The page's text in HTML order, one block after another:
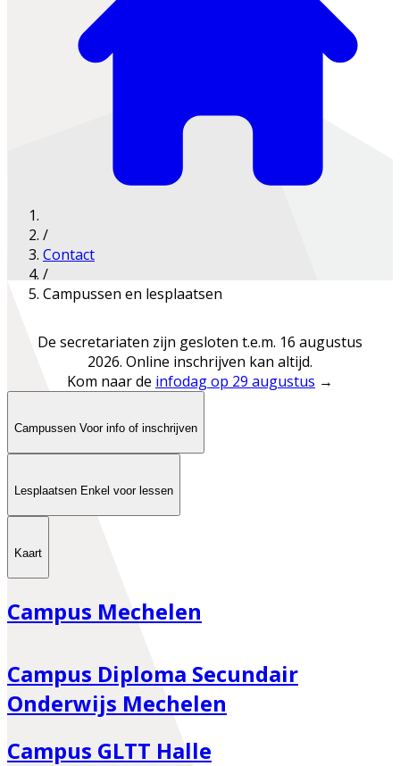
/
Contact
/
Campussen en lesplaatsen
De secretariaten zijn gesloten t.e.m. 16 augustus
2026. Online inschrijven kan altijd.
Kom naar de infodag op 29 augustus →
Campussen Voor info of inschrijven
Lesplaatsen Enkel voor lessen
Kaart
Campus Mechelen
Campus Diploma Secundair
Onderwijs Mechelen
Campus GLTT Halle